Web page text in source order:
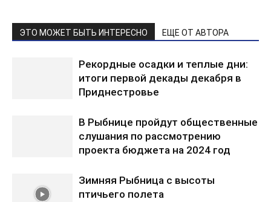
ЭТО МОЖЕТ БЫТЬ ИНТЕРЕСНО ЕЩЕ ОТ АВТОРА
Рекордные осадки и теплые дни:
итоги первой декады декабря в
Приднестровье
В Рыбнице пройдут общественные
слушания по рассмотрению
проекта бюджета на 2024 год
Зимняя Рыбница с высоты
птичьего полета